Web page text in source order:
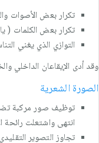
تكرار بعض الأصوات
تكرار بعض الكلمات (
التوازي الذي يغني
وقد أدى الإيقاعان الداخلي
الصورة الشعرية
توظيف صور مركبة تضم
انتهى واشتعلت رائحة
تجاوز التصوير